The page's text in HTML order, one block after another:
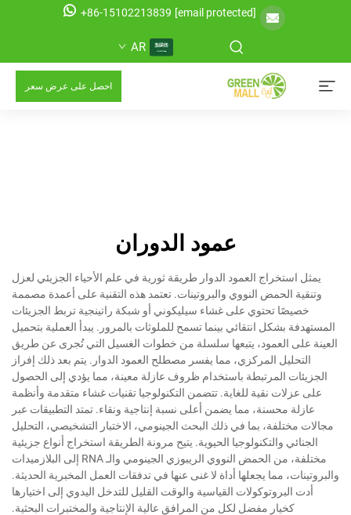
[email protected]
+86-15102213839
AR
احصل على عرض سعر
عمود الدوران
يمثل استخراج العمود الدوار طريقة ثورية في علم الأحياء الجزيئي لعزل
وتنقية الحمض النووي والبروتينات. تعتمد هذه التقنية على أعمدة مصممة
خصيصًا تحتوي على غشاء سيليكوني أو شبكة راتينجية تربط الجزيئات
المستهدفة بشكل انتقائي بينما تسمح للملوثات بالمرور. يبدأ العملية بتحميل
العينة على العمود، يتبعها سلسلة من خطوات الغسيل التي تُجرى عن طريق
التحليل المركزي، مما يفسر مصطلح العمود الدوار. يتم بعد ذلك إفراز
الجزيئات المرتبطة باستخدام ظروف عازلة معينة، مما يؤدي إلى الحصول
على عزلات نقية للغاية. تتضمن التكنولوجيا تقنيات غشاء متقدمة وأنظمة
عازلة محسنة، مما يضمن أعلى نسبة إنتاجية ونقاء. تمتد التطبيقات عبر
مجالات مختلفة، بما في ذلك البحث الجينومي، الاختبار التشخيصي، التحليل
الجنائي والتكنولوجيا الحيوية. يتيح مرونة الطريقة استخراج أنواع جزيئية
مختلفة، من الحمض النووي الريبوزي الجينومي والـ RNA إلى البلازميدات
والبروتينات، مما يجعلها أداة لا غنى عنها في تدفقات العمل المخبرية الحديثة.
أدت البروتوكولات القياسية والوقت القليل للتدخل اليدوي إلى اختيارها
كخيار مفضل لكل من المرافق عالية الإنتاجية والمختبرات البحثية.